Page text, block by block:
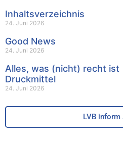
Inhaltsverzeichnis
24. Juni 2026
Good News
24. Juni 2026
Alles, was (nicht) recht ist
Druckmittel
24. Juni 2026
LVB inform